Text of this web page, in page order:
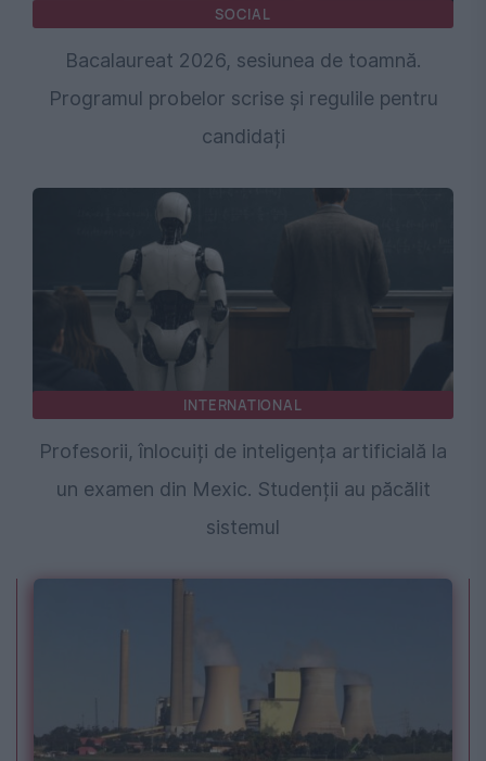
SOCIAL
Bacalaureat 2026, sesiunea de toamnă.
Programul probelor scrise și regulile pentru
candidați
INTERNATIONAL
Profesorii, înlocuiți de inteligența artificială la
un examen din Mexic. Studenții au păcălit
sistemul